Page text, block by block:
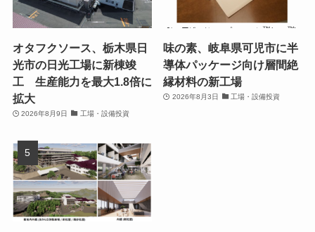
オタフクソース、栃木県日
光市の日光工場に新棟竣
工 生産能力を最大1.8倍に
拡大
2026年8月9日 工場・設備投資
味の素、岐阜県可児市に半
導体パッケージ向け層間絶
縁材料の新工場
2026年8月3日 工場・設備投資